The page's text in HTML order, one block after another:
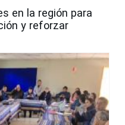
en la región para
y reforzar